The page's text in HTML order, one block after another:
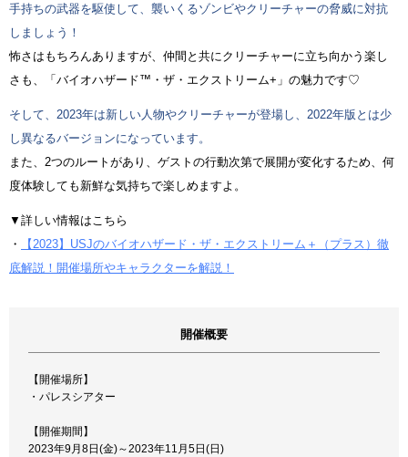
手持ちの武器を駆使して、襲いくるゾンビやクリーチャーの脅威に対抗
しましょう！
怖さはもちろんありますが、仲間と共にクリーチャーに立ち向かう楽し
さも、「バイオハザード™・ザ・エクストリーム+」の魅力です♡
そして、2023年は新しい人物やクリーチャーが登場し、2022年版とは少
し異なるバージョンになっています。
また、2つのルートがあり、ゲストの行動次第で展開が変化するため、何
度体験しても新鮮な気持ちで楽しめますよ。
▼詳しい情報はこちら
・
【2023】USJのバイオハザード・ザ・エクストリーム＋（プラス）徹
底解説！開催場所やキャラクターを解説！
開催概要
【開催場所】
・パレスシアター
【開催期間】
2023年9月8日(金)～2023年11月5日(日)